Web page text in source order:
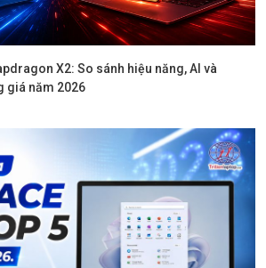
X2: So sánh hiệu năng, AI và
giá năm 2026